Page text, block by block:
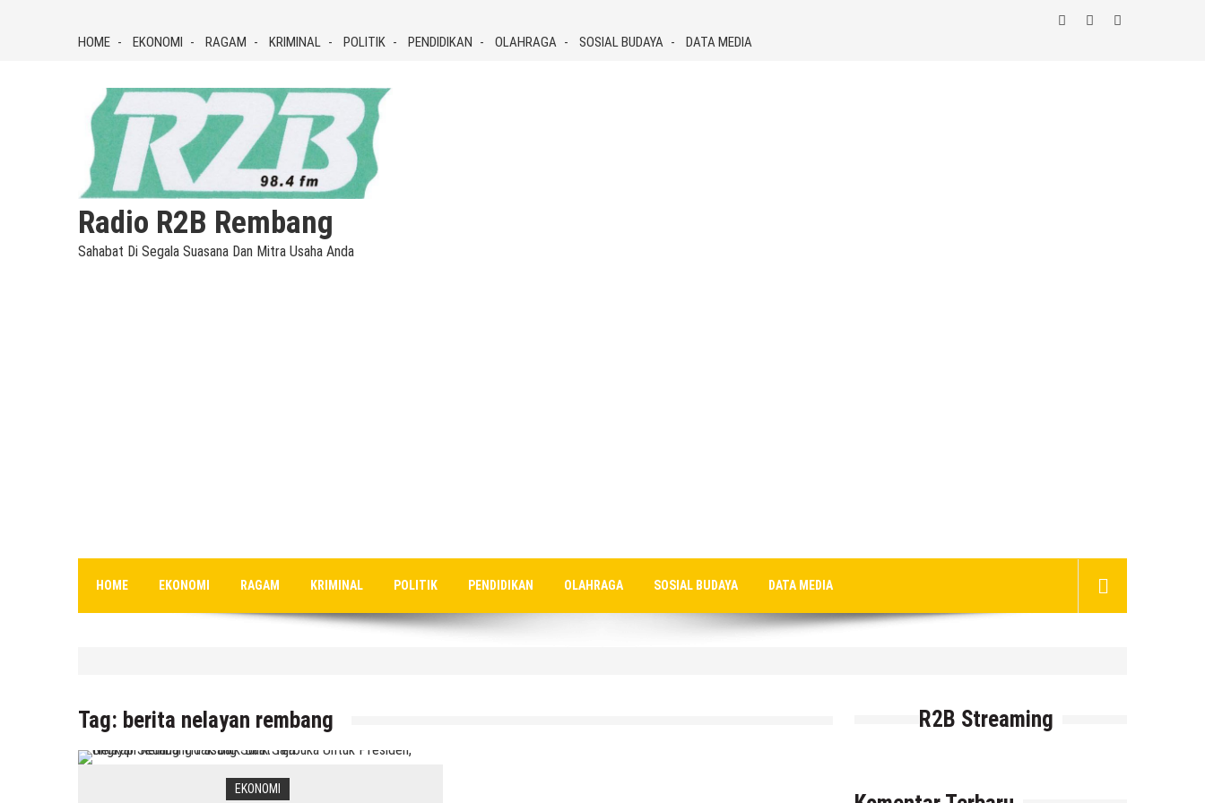
HOME EKONOMI RAGAM KRIMINAL POLITIK PENDIDIKAN OLAHRAGA SOSIAL BUDAYA DATA MEDIA
Radio R2B Rembang
Sahabat Di Segala Suasana Dan Mitra Usaha Anda
HOME EKONOMI RAGAM KRIMINAL POLITIK PENDIDIKAN OLAHRAGA SOSIAL BUDAYA DATA MEDIA
8 Agustus 2026 bymusa r2b
Tag: berita nelayan rembang
EKONOMI
R2B Streaming